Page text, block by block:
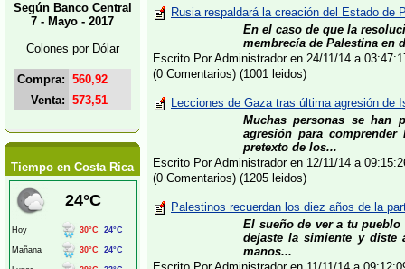
Según Banco Central
7 - Mayo - 2017
Colones por Dólar
Compra: 560,92
Venta: 573,51
Tiempo en Costa Rica
Rusia respaldará la creación del Estado de
En el caso de que la
membrecía de Palestina en
Escrito Por Administrador en 24/11/14 a
(0 Comentarios) (1001 leidos)
Lecciones de Gaza tras última agresión de
Muchas personas se han
agresión para
pretexto de los...
Escrito Por Administrador en 12/11/14 a
(0 Comentarios) (1205 leidos)
Palestinos recuerdan los diez años de la
El sueño de ver a tu
dejaste la simiente y diste
manos...